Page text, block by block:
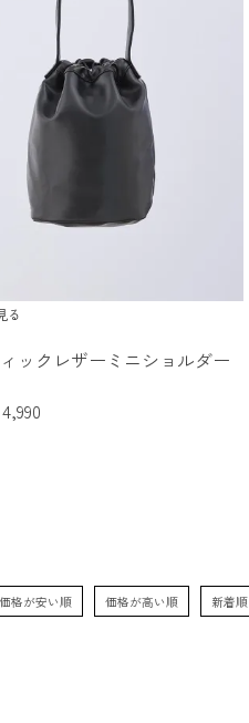
る
ックレザーミニショルダー
4,990
価格が安い順 価格が高い順 新着順